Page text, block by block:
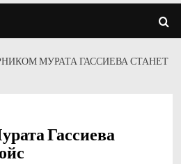
МУРАТА ГАССИЕВА СТАНЕТ
Гассиева